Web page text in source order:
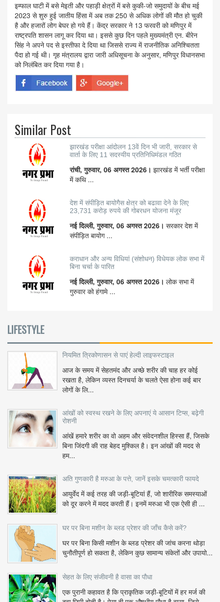
इम्फाल घाटी में बसे मेइती और पहाड़ी क्षेत्रों में बसे कुकी-जो समुदायों के बीच मई
2023 से शुरु हुई जातीय हिंसा में अब तक 250 से अधिक लोगों की मौत हो चुकी
है और हजारों लोग बेघर हो गये हैं। केंद्र सरकार ने 13 फरवरी को मणिपुर में
राष्ट्रपति शासन लागू कर दिया था। इससे कुछ दिन पहले मुख्यमंत्री एन. बीरेन
सिंह ने अपने पद से इस्तीफा दे दिया था जिससे राज्य में राजनीतिक अनिश्चितता
पैदा हो गई थी। गृह मंत्रालय द्वारा जारी अधिसूचना के अनुसार, मणिपुर विधानसभा
को निलंबित कर दिया गया है।
Similar Post
झारखंड परीक्षा आंदोलन 13वें दिन भी जारी, सरकार से
वार्ता के लिए 11 सदस्यीय प्रतिनिधिमंडल गठित
रांची, गुरुवार, 06 अगस्त 2026। झारखंड में भर्ती परीक्षा
में कथि ...
देश में संपीड़ित बायोगैस क्षेत्र को बढावा देने के लिए
23,731 करोड़ रुपये की गोबरधन योजना मंजूर
नई दिल्ली, गुरुवार, 06 अगस्त 2026। सरकार देश में
संपीड़ित बायोग ...
कराधान और अन्य विधियां (संशोधन) विधेयक लोक सभा में
बिना चर्चा के पारित
नई दिल्ली, गुरुवार, 06 अगस्त 2026। लोक सभा में
गुरुवार को हंगामे ...
LIFESTYLE
नियमित त्रिकोणासन से पाएं हेल्दी लाइफस्टाइल
आज के समय में सेहतमंद और अच्छे शरीर की चाह हर कोई
रखता है, लेकिन व्यस्त दिनचर्या के चलते ऐसा होना कई बार
लोगों के लि...
आंखों को स्वस्थ रखने के लिए अपनाएं ये आसान टिप्स, बढ़ेगी
रोशनी
आंखें हमारे शरीर का वो अहम और संवेदनशील हिस्सा हैं, जिसके
बिना जिंदगी की राह बेहद मुश्किल है। इन आंखों की मदद से
हम...
अति गुणकारी है मरुआ के पत्ते, जानें इसके चमत्कारी फायदे
आयुर्वेद में कई तरह की जड़ी-बूटियां हैं, जो शारीरिक समस्याओं
को दूर करने में मदद करती हैं। इनमें मरुआ भी एक ऐसी ही ...
घर पर बिना मशीन के ब्लड प्रेशर की जाँच कैसे करें?
घर पर बिना किसी मशीन के ब्लड प्रेशर की जांच करना थोड़ा
चुनौतीपूर्ण हो सकता है, लेकिन कुछ सामान्य संकेतों और उपायो...
सेहत के लिए संजीवनी है वासा का पौधा
एक पुरानी कहावत है कि प्राकृतिक जड़ी-बूटियों में हर मर्ज की